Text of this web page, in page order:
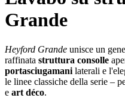
Grande
Heyford Grande unisce un
raffinata struttura consolle
portasciugamani laterali e
le linee classiche della serie –
e art déco.